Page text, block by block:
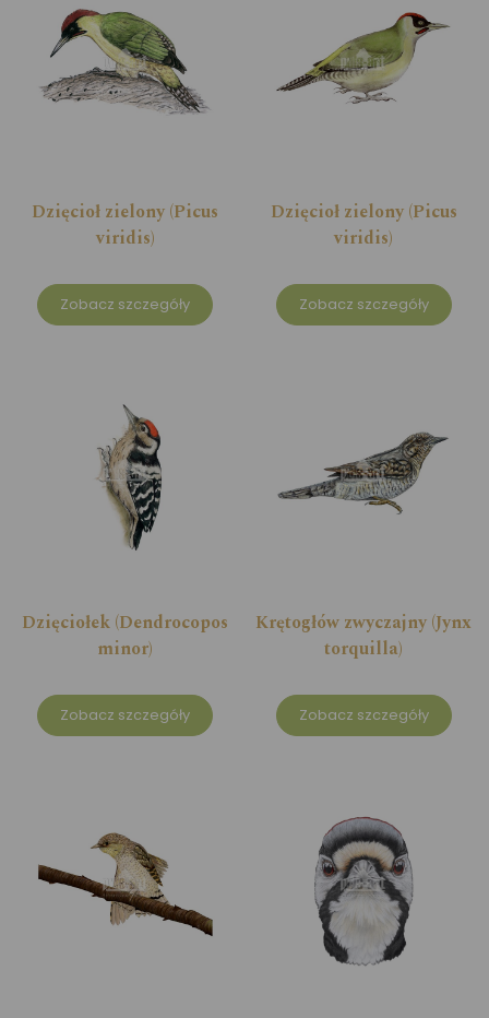
Dzięcioł zielony (Picus
viridis)
Zobacz szczegóły
Dzięcioł zielony (Picus
viridis)
Zobacz szczegóły
Dzięciołek (Dendrocopos
minor)
Zobacz szczegóły
Krętogłów zwyczajny (Jynx
torquilla)
Zobacz szczegóły